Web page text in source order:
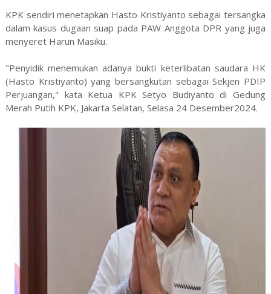
KPK sendiri menetapkan Hasto Kristiyanto sebagai tersangka
dalam kasus dugaan suap pada PAW Anggota DPR yang juga
menyeret Harun Masiku.
"Penyidik menemukan adanya bukti keterlibatan saudara HK
(Hasto Kristiyanto) yang bersangkutan sebagai Sekjen PDIP
Perjuangan," kata Ketua KPK Setyo Budiyanto di Gedung
Merah Putih KPK, Jakarta Selatan, Selasa 24 Desember2024.